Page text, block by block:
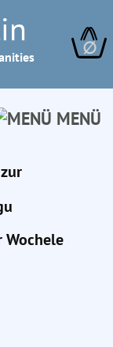
∅
MENÜ
Wochele